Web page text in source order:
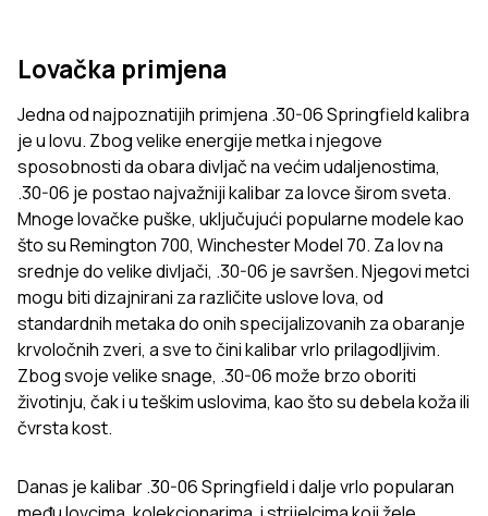
Lovačka primjena
Jedna od najpoznatijih primjena .30-06 Springfield kalibra
je u lovu. Zbog velike energije metka i njegove
sposobnosti da obara divljač na većim udaljenostima,
.30-06 je postao najvažniji kalibar za lovce širom sveta.
Mnoge lovačke puške, uključujući popularne modele kao
što su Remington 700, Winchester Model 70. Za lov na
srednje do velike divljači, .30-06 je savršen. Njegovi metci
mogu biti dizajnirani za različite uslove lova, od
standardnih metaka do onih specijalizovanih za obaranje
krvoločnih zveri, a sve to čini kalibar vrlo prilagodljivim.
Zbog svoje velike snage, .30-06 može brzo oboriti
životinju, čak i u teškim uslovima, kao što su debela koža ili
čvrsta kost.
Danas je kalibar .30-06 Springfield i dalje vrlo popularan